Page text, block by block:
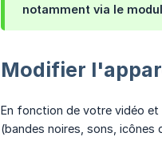
notamment via le
Modifier
En fonction de votre vidéo
(bandes noires, sons, icônes